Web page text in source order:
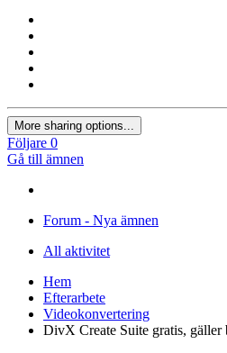
More sharing options...
Följare 0
Gå till ämnen
Forum - Nya ämnen
All aktivitet
Hem
Efterarbete
Videokonvertering
DivX Create Suite gratis, gäller